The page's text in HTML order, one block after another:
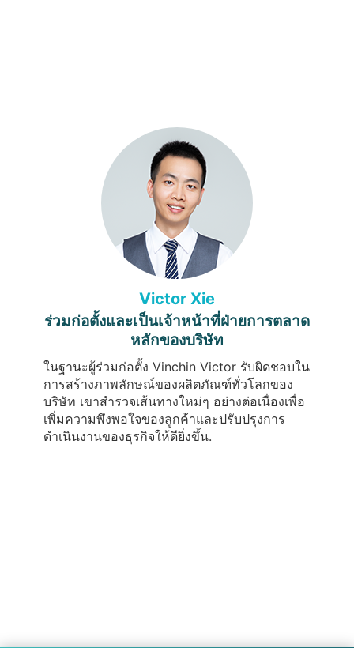
Victor Xie
ร่วมก่อตั้งและเป็นเจ้าหน้าที่ฝ่ายการตลาด
หลักของบริษัท
ในฐานะผู้ร่วมก่อตั้ง Vinchin Victor รับผิดชอบใน
การสร้างภาพลักษณ์ของผลิตภัณฑ์ทั่วโลกของ
บริษัท เขาสำรวจเส้นทางใหม่ๆ อย่างต่อเนื่องเพื่อ
เพิ่มความพึงพอใจของลูกค้าและปรับปรุงการ
ดำเนินงานของธุรกิจให้ดียิ่งขึ้น.